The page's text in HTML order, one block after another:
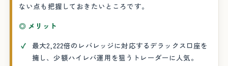
ない点も把握しておきたいところです。
◎ メリット
最大2,222倍のレバレッジに対応するデラックス口座を
擁し、少額ハイレバ運用を狙うトレーダーに人気。